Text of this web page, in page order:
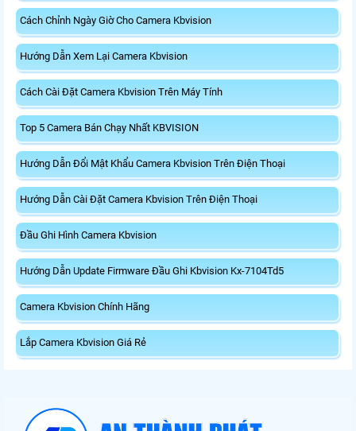
Cách Chỉnh Ngày Giờ Cho Camera Kbvision
Hướng Dẫn Xem Lại Camera Kbvision
Cách Cài Đặt Camera Kbvision Trên Máy Tính
Top 5 Camera Bán Chạy Nhất KBVISION
Hướng Dẫn Đổi Mật Khẩu Camera Kbvision Trên Điện Thoại
Hướng Dẫn Cài Đặt Camera Kbvision Trên Điện Thoại
Đầu Ghi Hình Camera Kbvision
Hướng Dẫn Update Firmware Đầu Ghi Kbvision Kx-7104Td5
Camera Kbvision Chính Hãng
Lắp Camera Kbvision Giá Rẻ